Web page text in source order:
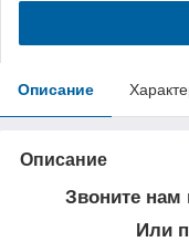
Описание
Описание
Звоните нам
Или